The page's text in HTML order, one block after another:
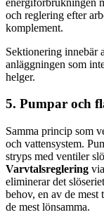
och reglering efter
komplement.
Sektionering innebär
anläggningen som
helger.
5. Pumpar och
Samma princip som
och vattensystem.
stryps med ventiler
Varvtalsreglering
eliminerar det
behov, en av de mest
de mest lönsamma.